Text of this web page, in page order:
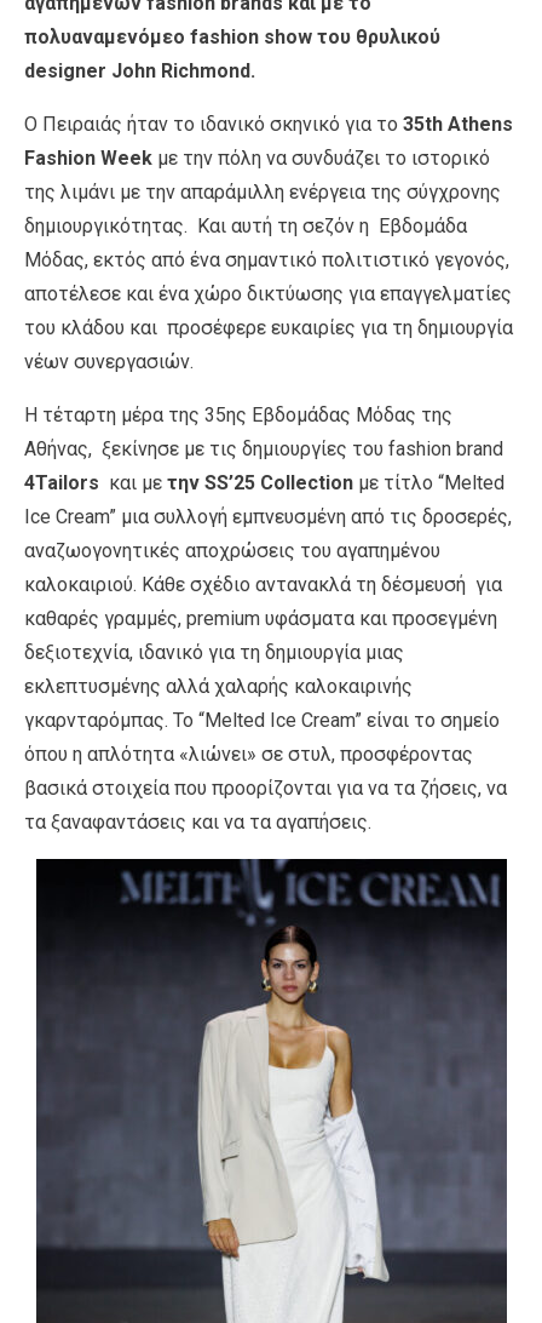
πολυαναμενόμεο fashion show του θρυλικού
designer John Richmond.
Ο Πειραιάς ήταν το ιδανικό σκηνικό για το 35th Athens
Fashion Week με την πόλη να συνδυάζει το ιστορικό
της λιμάνι με την απαράμιλλη ενέργεια της σύγχρονης
δημιουργικότητας. Και αυτή τη σεζόν η Εβδομάδα
Μόδας, εκτός από ένα σημαντικό πολιτιστικό γεγονός,
αποτέλεσε και ένα χώρο δικτύωσης για επαγγελματίες
του κλάδου και προσέφερε ευκαιρίες για τη δημιουργία
νέων συνεργασιών.
Η τέταρτη μέρα της 35ης Εβδομάδας Μόδας της
Αθήνας, ξεκίνησε με τις δημιουργίες του fashion brand
4Tailors και με την SS’25 Collection με τίτλο “Melted
Ice Cream” μια συλλογή εμπνευσμένη από τις δροσερές,
αναζωογονητικές αποχρώσεις του αγαπημένου
καλοκαιριού. Κάθε σχέδιο αντανακλά τη δέσμευσή για
καθαρές γραμμές, premium υφάσματα και προσεγμένη
δεξιοτεχνία, ιδανικό για τη δημιουργία μιας
εκλεπτυσμένης αλλά χαλαρής καλοκαιρινής
γκαρνταρόμπας. Το “Melted Ice Cream” είναι το σημείο
όπου η απλότητα «λιώνει» σε στυλ, προσφέροντας
βασικά στοιχεία που προορίζονται για να τα ζήσεις, να
τα ξαναφαντάσεις και να τα αγαπήσεις.